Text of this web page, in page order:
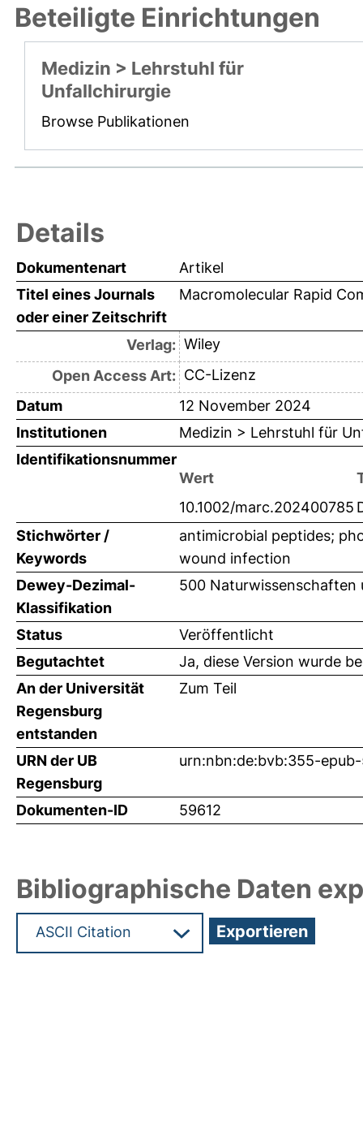
Beteiligte Einrichtungen
Medizin > Lehrstuhl für
Unfallchirurgie
Browse Publikationen
Details
Dokumentenart
Artikel
Titel eines Journals
oder einer Zeitschrift
Macromolecular Rapid
Verlag: Wiley
Open Access Art: CC-Lizenz
Datum
12 November 2024
Institutionen
Medizin > Lehrstuhl für
Identifikationsnummer
Wert
10.1002/marc.202400785
Stichwörter /
Keywords
antimicrobial peptides;
wound infection
Dewey-Dezimal-
Klassifikation
500 Naturwissenschaften
Status
Veröffentlicht
Begutachtet
Ja, diese Version wurde
An der Universität
Regensburg
entstanden
Zum Teil
URN der UB
Regensburg
urn:nbn:de:bvb:355-
Dokumenten-ID 59612
Bibliographische Daten